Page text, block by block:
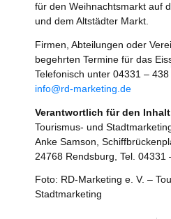
für den Weihnachtsmarkt auf
und dem Altstädter Markt.
Firmen, Abteilungen oder
begehrten Termine für das
Telefonisch unter 04331 –
info@rd-marketing.de
Verantwortlich für den Inhalt
Tourismus- und
Anke Samson,
24768 Rendsburg, Tel. 04331
Foto: RD-Marketing e. V. –
Stadtmarketing